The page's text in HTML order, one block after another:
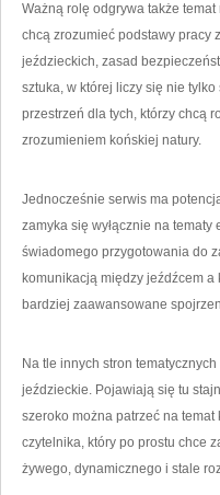
Ważną rolę odgrywa także
chcą zrozumieć podstawy pracy
jeździeckich, zasad
sztuka, w której liczy się nie
przestrzeń dla tych, którzy chcą
zrozumieniem końskiej natury.
Jednocześnie serwis ma
zamyka się wyłącznie na
świadomego przygotowania do
komunikacją między jeźdźcem
bardziej zaawansowane
Na tle innych stron
jeździeckie. Pojawiają się tu
szeroko można patrzeć na
czytelnika, który po prostu chce
żywego, dynamicznego i stale